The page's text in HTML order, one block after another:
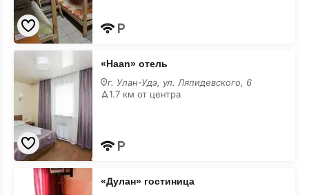
«Haan»
отель
центре
«Haan» отель
г. Улан-Удэ, ул. Ляпидевского, 6
1.7 км от центра
«Дулан»
гостиница
«Дулан» гостиница